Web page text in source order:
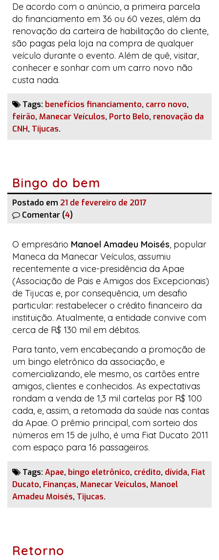
De acordo com o anúncio, a primeira parcela
do financiamento em 36 ou 60 vezes, além da
renovação da carteira de habilitação do cliente,
são pagas pela loja na compra de qualquer
veículo durante o evento. Além de quê, visitar,
conhecer e sonhar com um carro novo não
custa nada.
Tags: benefícios financiamento, carro novo,
feirão, Manecar Veículos, Porto Belo, renovação da
CNH, Tijucas.
Bingo do bem
Postado em 21 de fevereiro de 2017
Comentar (4)
O empresário Manoel Amadeu Moisés, popular
Maneca da Manecar Veículos, assumiu
recentemente a vice-presidência da Apae
(Associação de Pais e Amigos dos Excepcionais)
de Tijucas e, por consequência, um desafio
particular: restabelecer o crédito financeiro da
instituição. Atualmente, a entidade convive com
cerca de R$ 130 mil em débitos.
Para tanto, vem encabeçando a promoção de
um bingo eletrônico da associação, e
comercializando, ele mesmo, os cartões entre
amigos, clientes e conhecidos. As expectativas
rondam a venda de 1,3 mil cartelas por R$ 100
cada, e, assim, a retomada da saúde nas contas
da Apae. O prêmio principal, com sorteio dos
números em 15 de julho, é uma Fiat Ducato 2011
com espaço para 16 passageiros.
Tags: Apae, bingo eletrônico, crédito, dívida, Fiat
Ducato, Finanças, Manecar Veículos, Manoel
Amadeu Moisés, Tijucas.
Retorno